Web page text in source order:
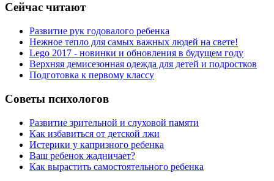
Сейчас читают
Развитие рук годовалого ребенка
Нежное тепло для самых важных людей на свете!
Lego 2017 - новинки и обновления в будущем году
Верхняя демисезонная одежда для детей и подростков
Подготовка к первому классу
Советы психологов
Развитие зрительной и слуховой памяти
Как избавиться от детской лжи
Истерики у капризного ребенка
Ваш ребенок жадничает?
Как вырастить самостоятельного ребенка